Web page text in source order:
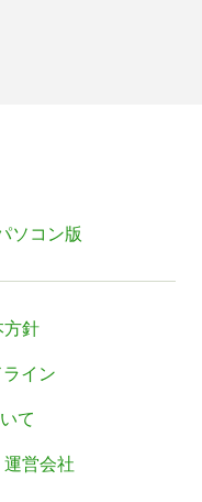
ソコン版
方針
イン
て
運営会社